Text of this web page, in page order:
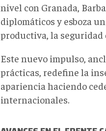
nivel con Granada,
diplomáticos y esboza
productiva, la seguridad
Este nuevo impulso,
prácticas, redefine la
apariencia haciendo
internacionales.